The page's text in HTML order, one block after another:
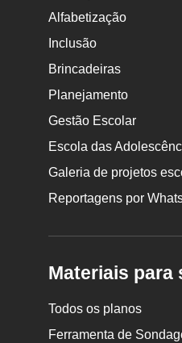
Alfabetização
Inclusão
Brincadeiras
Planejamento
Gestão Escolar
Escola das
Galeria de projetos
Reportagens por
Materiais para
Todos os planos
Ferramenta de